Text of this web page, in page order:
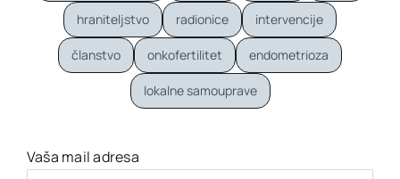
hraniteljstvo radionice intervencije
članstvo onkofertilitet endometrioza
lokalne samouprave
Vaša mail adresa